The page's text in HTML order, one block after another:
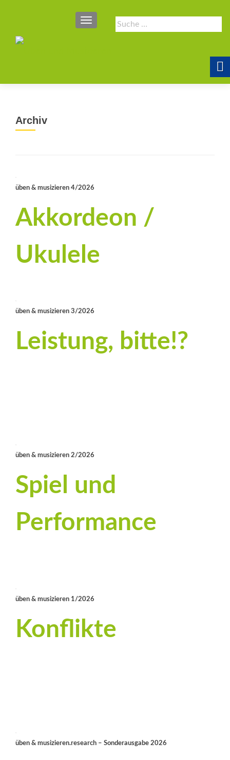
Suche
nach:
SCHALTE NAVIGATION
Archiv
üben & musizieren 4/2026
Akkordeon /
Ukulele
üben & musizieren 3/2026
Leistung, bitte!?
üben & musizieren 2/2026
Spiel und
Performance
üben & musizieren 1/2026
Konflikte
üben & musizieren.research – Sonderausgabe 2026